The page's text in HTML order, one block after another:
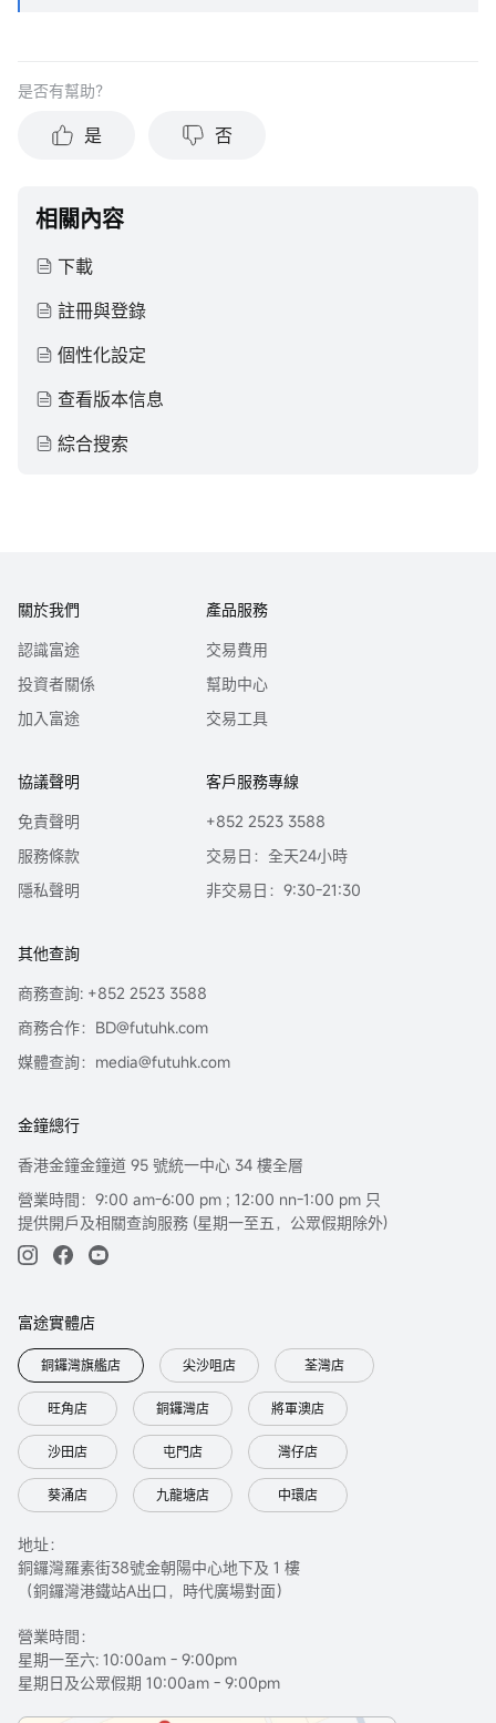
是否有幫助？
是 否
相關內容
下載
註冊與登錄
個性化設定
查看版本信息
綜合搜索
關於我們
認識富途
投資者關係
加入富途
產品服務
交易費用
幫助中心
交易工具
協議聲明
免責聲明
服務條款
隱私聲明
客戶服務專線
+852 2523 3588
交易日：全天24小時
非交易日：9:30-21:30
其他查詢
商務查詢: +852 2523 3588
商務合作：BD@futuhk.com
媒體查詢：media@futuhk.com
金鐘總行
香港金鐘金鐘道 95 號統一中心 34 樓全層
營業時間：9:00 am-6:00 pm ; 12:00 nn-1:00 pm 只
提供開戶及相關查詢服務 (星期一至五，公眾假期除外)
富途實體店
銅鑼灣旗艦店 尖沙咀店 荃灣店
旺角店 銅鑼灣店 將軍澳店
沙田店 屯門店 灣仔店
葵涌店 九龍塘店 中環店
地址：
銅鑼灣羅素街38號金朝陽中心地下及 1 樓
（銅鑼灣港鐵站A出口，時代廣場對面）
營業時間：
星期一至六: 10:00am - 9:00pm
星期日及公眾假期 10:00am - 9:00pm